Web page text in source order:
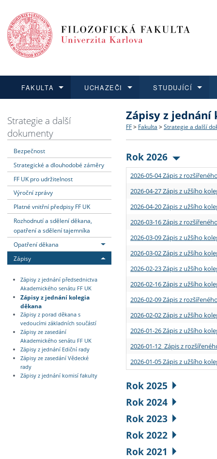
FAKULTA
Dozvědět se více
Struktura a historie
Strategie a další
Podpora a benefity pro
Absolventi fakulty
UCHAZEČI
Podat přihlášku
Co studovat a jak se
Učitelské studijní
Informace k průběhu
STUDUJÍCÍ
Dozvědět se více
Bakalářské a magisterské
Doktorské studium
Rigorózní řízení
Dozvědět se více
O vědě a výzkumu na FF
Akademické kvalifikace
Granty a projekty
Dozvědět se více
Aktuální nabídky a
Vyjíždějící studenti
Přijíždějící studenti
Vyjíždějící zaměstnanci
Strategie a další
dokumenty
Bezpečnost
Strategické a dlouhodobé záměry
FF UK pro udržitelnost
Výroční zprávy
Platné vnitřní předpisy FF UK
Rozhodnutí a sdělení děkana,
opatření a sdělení tajemníka
Opatření děkana
Zápisy
Zápisy z jednání předsednictva
Akademického senátu FF UK
Zápisy z jednání kolegia
děkana
Zápisy z porad děkana s
vedoucími základních součástí
Zápisy ze zasedání
Akademického senátu FF UK
Zápisy z jednání Ediční rady
Zápisy ze zasedání Vědecké
rady
Zápisy z jednání komisí fakulty
Zápisy z jednání
FF > Fakulta > Strategie a další
Rok 2026
2026-05-04 Zápis z
2026-04-27 Zápis z užšího
2026-04-20 Zápis z užšího
2026-03-16 Zápis z
2026-03-09 Zápis z užšího
2026-03-02 Zápis z užšího
2026-02-23 Zápis z užšího
2026-02-16 Zápis z užšího
2026-02-09 Zápis z
2026-02-02 Zápis z užšího
2026-01-26 Zápis z užšího
2026-01-12 Zápis z
2026-01-05 Zápis z užšího
Rok 2025
Rok 2024
Rok 2023
Rok 2022
Rok 2021